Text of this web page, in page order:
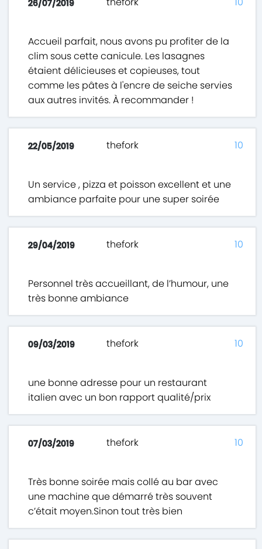
26/07/2019
Accueil parfait, nous avons pu profiter de la
clim sous cette canicule. Les lasagnes
étaient délicieuses et copieuses, tout
comme les pâtes à l'encre de seiche servies
aux autres invités. À recommander !
22/05/2019 thefork
Un service , pizza et poisson excellent et une
ambiance parfaite pour une super soirée
10
29/04/2019 thefork
Personnel très accueillant, de l’humour, une
très bonne ambiance
10
09/03/2019 thefork
une bonne adresse pour un restaurant
italien avec un bon rapport qualité/prix
10
07/03/2019 thefork
Très bonne soirée mais collé au bar avec
une machine que démarré très souvent
c’était moyen.Sinon tout très bien
10